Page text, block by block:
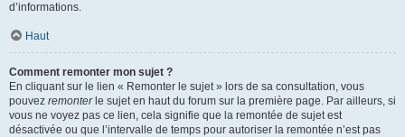
d’informations.
Haut
Comment remonter mon sujet ?
En cliquant sur le lien « Remonter le sujet » lors de sa consultation, vous
pouvez remonterle sujet en haut du forum sur la première page. Par ailleurs, si
vous ne voyez pas ce lien, cela signifie que la remontée de sujet est
désactivée ou que l’intervalle de temps pour autoriser la remontée n’est pas